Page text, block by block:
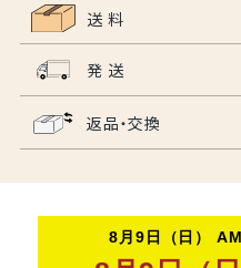
送 料
発 送
返品・交換